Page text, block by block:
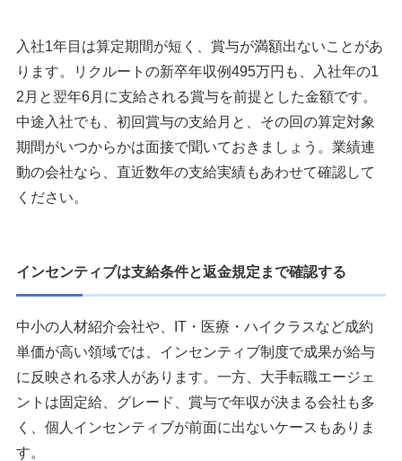
入社1年目は算定期間が短く、賞与が満額出ないことがあ
ります。リクルートの新卒年収例495万円も、入社年の1
2月と翌年6月に支給される賞与を前提とした金額です。
中途入社でも、初回賞与の支給月と、その回の算定対象
期間がいつからかは面接で聞いておきましょう。業績連
動の会社なら、直近数年の支給実績もあわせて確認して
ください。
インセンティブは支給条件と返金規定まで確認する
中小の人材紹介会社や、IT・医療・ハイクラスなど成約
単価が高い領域では、インセンティブ制度で成果が給与
に反映される求人があります。一方、大手転職エージェ
ントは固定給、グレード、賞与で年収が決まる会社も多
く、個人インセンティブが前面に出ないケースもありま
す。